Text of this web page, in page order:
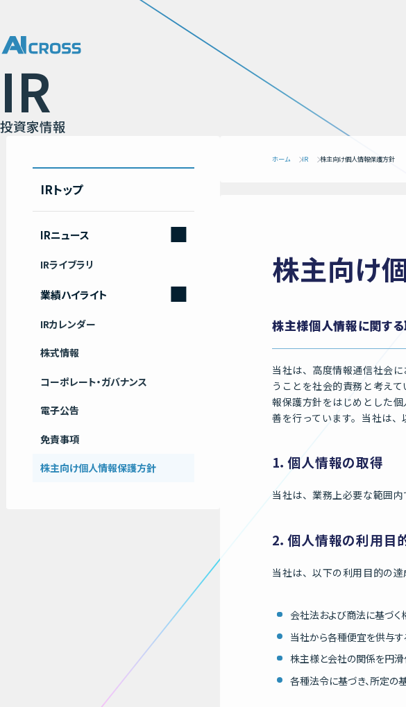
IR
投資家情報
ホーム IR 株主向け個人情報保護方針
株主向け
株主様個人情報に関す
当社は、高度情報通信社会
うことを社会的責務と考え
報保護方針をはじめとした
善を行っています。当社は
1．個人情報の取得
当社は、業務上必要な範囲
2．個人情報の利用目
当社は、以下の利用目的の
会社法および商法に基づく
当社から各種便宜を供与す
株主様と会社の関係を円
各種法令に基づき、所定の
IRトップ
IRニュース
2026
2024
2023
2022
2020
2019
IRライブラリ
業績ハイライト
経営成績
キャッシュフローの状況
IRカレンダー
株式情報
コーポレート・ガバナンス
電子公告
免責事項
株主向け個人情報保護方針